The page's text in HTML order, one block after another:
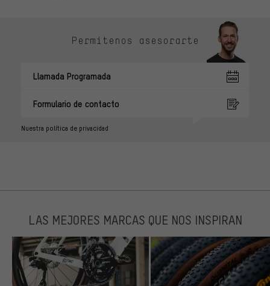
Permítenos asesorarte
Llamada Programada
Formulario de contacto
Nuestra política de privacidad
LAS MEJORES MARCAS QUE NOS INSPIRAN